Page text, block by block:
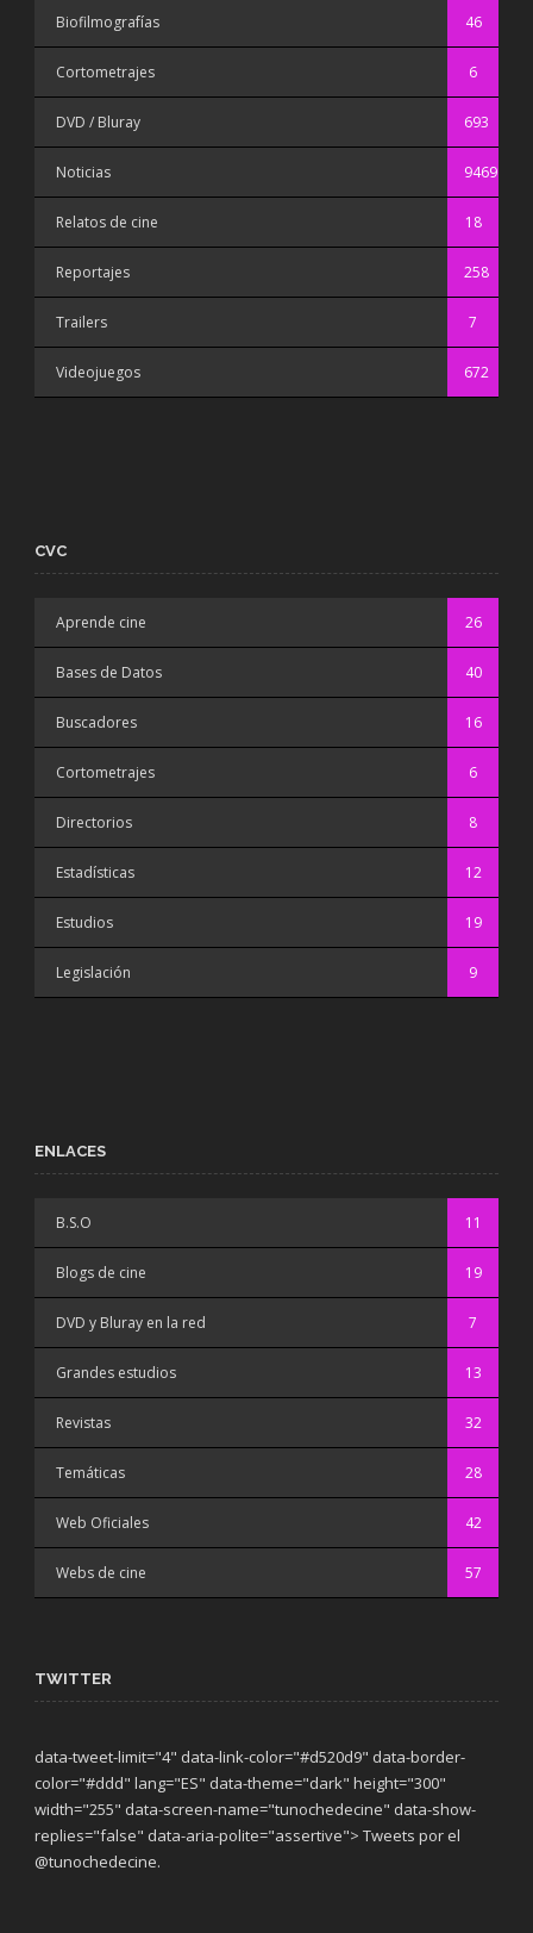
Biofilmografías 46
Cortometrajes 6
DVD / Bluray 693
Noticias 9469
Relatos de cine 18
Reportajes 258
Trailers 7
Videojuegos 672
CVC
Aprende cine 26
Bases de Datos 40
Buscadores 16
Cortometrajes 6
Directorios 8
Estadísticas 12
Estudios 19
Legislación 9
ENLACES
B.S.O 11
Blogs de cine 19
DVD y Bluray en la red 7
Grandes estudios 13
Revistas 32
Temáticas 28
Web Oficiales 42
Webs de cine 57
TWITTER
data-tweet-limit="4" data-link-color="#d520d9" data-border-
color="#ddd" lang="ES" data-theme="dark" height="300"
width="255" data-screen-name="tunochedecine" data-show-
replies="false" data-aria-polite="assertive"> Tweets por el
@tunochedecine.